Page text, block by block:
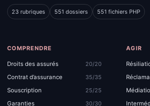
23 rubriques 551 dossiers 551 fichiers PHP
COMPRENDRE
Droits des assurés
20/20
Contrat d’assurance
35/35
Souscription
25/25
Garanties
30/30
AGIR